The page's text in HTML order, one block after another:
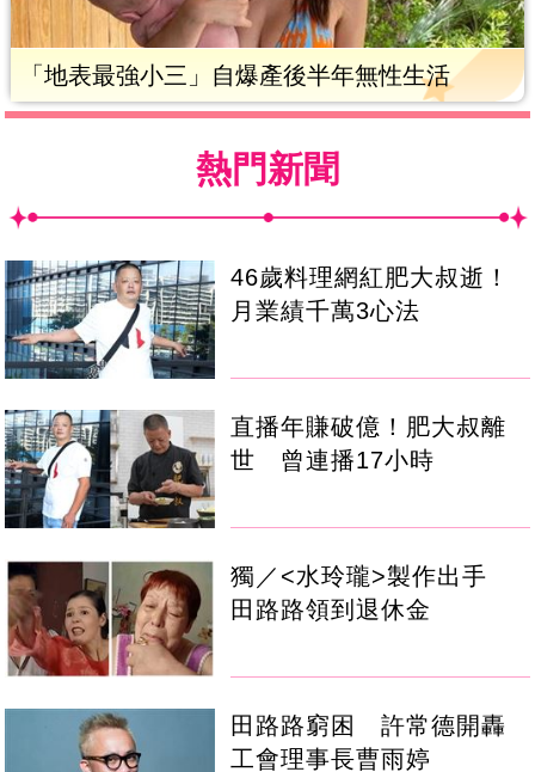
「地表最強小三」自爆產後半年無性生活
熱門新聞
46歲料理網紅肥大叔逝！
月業績千萬3心法
直播年賺破億！肥大叔離
世 曾連播17小時
獨／<水玲瓏>製作出手
田路路領到退休金
田路路窮困 許常德開轟
工會理事長曹雨婷